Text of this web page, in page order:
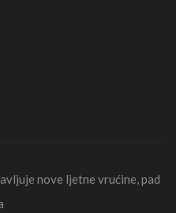
nove ljetne vrućine, pad